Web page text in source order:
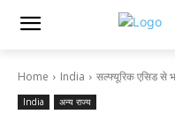
Home India सल्फ्यूरिक एसिड से
India अन्य राज्य